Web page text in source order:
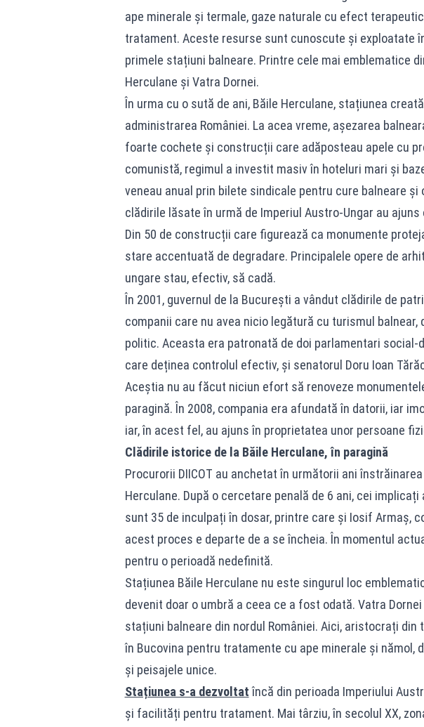
ape minerale și termale, gaze naturale cu efect
tratament. Aceste resurse sunt cunoscute și exploatate
primele stațiuni balneare. Printre cele mai emblematice
Herculane și Vatra Dornei.
În urma cu o sută de ani, Băile Herculane, stațiunea
administrarea României. La acea vreme, așezarea
foarte cochete și construcții care adăposteau apele cu
comunistă, regimul a investit masiv în hoteluri mari și
veneau anual prin bilete sindicale pentru cure balneare
clădirile lăsate în urmă de Imperiul Austro-Ungar au ajuns
Din 50 de construcții care figurează ca monumente
stare accentuată de degradare. Principalele opere de
ungare stau, efectiv, să cadă.
În 2001, guvernul de la București a vândut clădirile de
companii care nu avea nicio legătură cu turismul
politic. Aceasta era patronată de doi parlamentari
care deținea controlul efectiv, și senatorul Doru Ioan
Aceștia nu au făcut niciun efort să renoveze
paragină. În 2008, compania era afundată în datorii, iar
iar, în acest fel, au ajuns în proprietatea unor persoane
Clădirile istorice de la Băile Herculane, în paragină
Procurorii DIICOT au anchetat în următorii ani
Herculane. După o cercetare penală de 6 ani, cei
sunt 35 de inculpați în dosar, printre care și Iosif Armaș,
acest proces e departe de a se încheia. În momentul
pentru o perioadă nedefinită.
Stațiunea Băile Herculane nu este singurul loc
devenit doar o umbră a ceea ce a fost odată. Vatra
stațiuni balneare din nordul României. Aici, aristocrați
în Bucovina pentru tratamente cu ape minerale și nămol,
și peisajele unice.
Stațiunea s-a dezvoltatîncă din perioada Imperiului
și facilități pentru tratament. Mai târziu, în secolul XX,